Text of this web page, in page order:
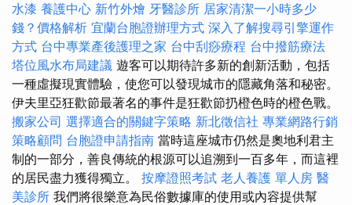
水漆 養護中心 新竹外燴 牙醫診所 居家清潔一小時多少
錢？價格解析 宜蘭台胞證辦理方式 深入了解搜尋引擎運作
方式 台中專業產後護理之家 台中刮痧療程 台中撥筋療法
塔位風水布局建議 遊客可以期待許多新的創新活動，包括
一種虛擬現實體驗，使您可以發現城市的隱藏角落和秘密。
伊夫里亞狂歡節最著名的事件是狂歡節扔橙色時的橙色戰。
搬家公司 選擇適合的關鍵字策略 新北徵信社 專業網路行銷
策略顧問 台胞證申請指南 當時這座城市仍然是奧地利君主
制的一部分，善良傳統的根源可以追溯到一百多年，而這裡
的居民盡力獲得獨立。 按摩證照考試 老人養護 單人房 醫
美診所 我們將很樂意為民俗數據庫的使用或內容提供幫